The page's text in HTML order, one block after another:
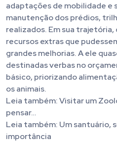
adaptações de mobilidade e
manutenção dos prédios,
realizados. Em sua
recursos extras que
grandes melhorias. A ele
destinadas verbas no
básico, priorizando
os animais.
Leia também: Visitar um
pensar…
Leia também: Um santuário,
importância